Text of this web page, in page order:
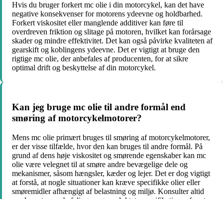
Hvis du bruger forkert mc olie i din motorcykel, kan det have
negative konsekvenser for motorens ydeevne og holdbarhed.
Forkert viskositet eller manglende additiver kan føre til
overdreven friktion og slitage på motoren, hvilket kan forårsage
skader og mindre effektivitet. Det kan også påvirke kvaliteten af
gearskift og koblingens ydeevne. Det er vigtigt at bruge den
rigtige mc olie, der anbefales af producenten, for at sikre
optimal drift og beskyttelse af din motorcykel.
Kan jeg bruge mc olie til andre formål end
smøring af motorcykelmotorer?
Mens mc olie primært bruges til smøring af motorcykelmotorer,
er der visse tilfælde, hvor den kan bruges til andre formål. På
grund af dens høje viskositet og smørende egenskaber kan mc
olie være velegnet til at smøre andre bevægelige dele og
mekanismer, såsom hængsler, kæder og lejer. Det er dog vigtigt
at forstå, at nogle situationer kan kræve specifikke olier eller
smøremidler afhængigt af belastning og miljø. Konsulter altid